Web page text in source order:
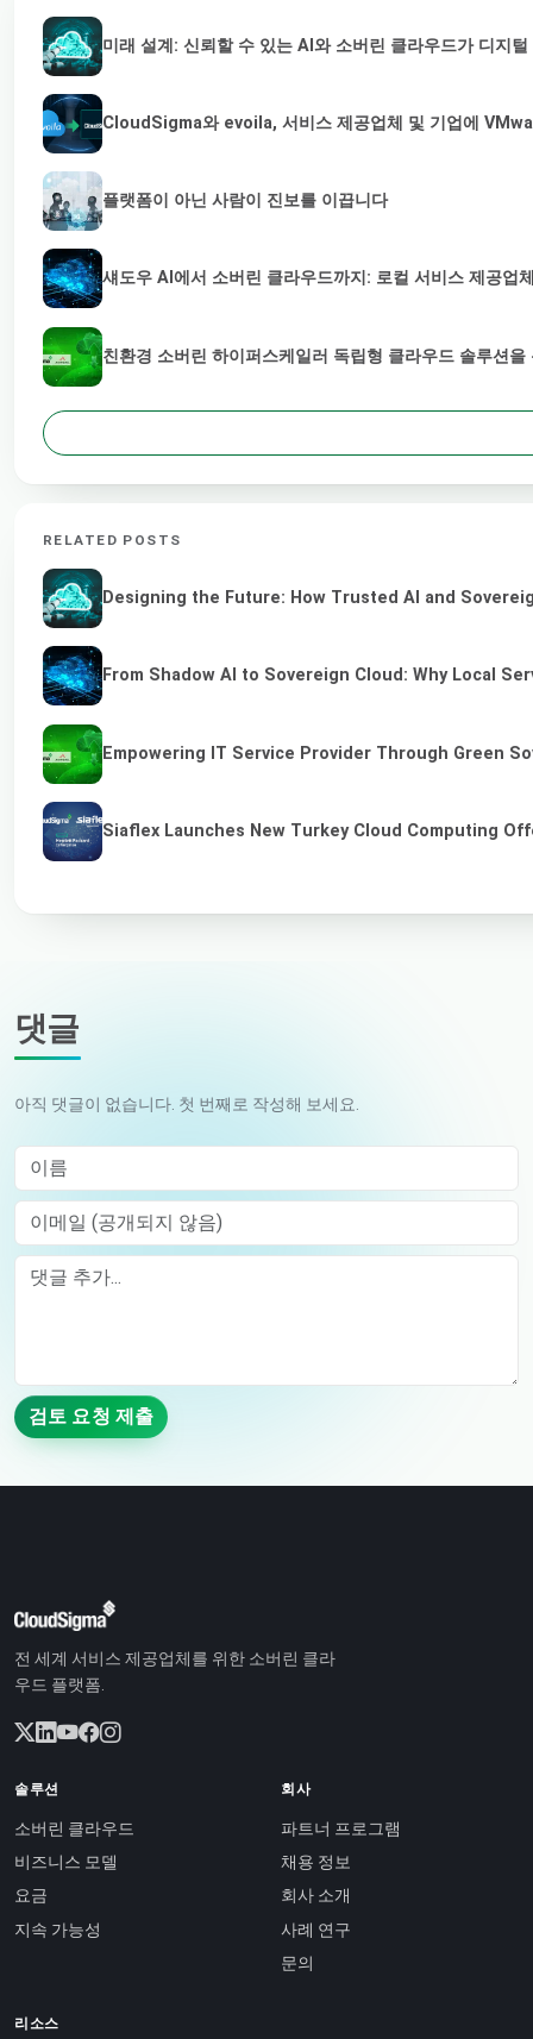
미래 설계: 신뢰할 수 있는 AI와 소버린 클라우드가 디지
CloudSigma와 evoila, 서비스 제공업체 및 기업에
플랫폼이 아닌 사람이 진보를 이끕니다
섀도우 AI에서 소버린 클라우드까지: 로컬 서비스 제공업
친환경 소버린 하이퍼스케일러 독립형 클라우드 솔루션
RELATED POSTS
Designing the Future: How Trusted AI and
From Shadow AI to Sovereign Cloud: Why Local
Empowering IT Service Provider Through Green
Siaflex Launches New Turkey Cloud Computing
댓글
아직 댓글이 없습니다. 첫 번째로 작성해 보세요.
이름
이메일 (공개되지 않음)
Comment
검토 요청 제출
전 세계 서비스 제공업체를 위한 소버린 클라
우드 플랫폼.
솔루션
소버린 클라우드
비즈니스 모델
요금
지속 가능성
회사
파트너 프로그램
채용 정보
회사 소개
사례 연구
문의
리소스